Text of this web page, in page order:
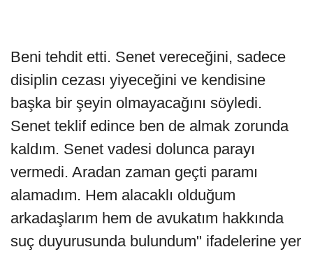
Beni tehdit etti. Senet vereceğini, sadece
disiplin cezası yiyeceğini ve kendisine
başka bir şeyin olmayacağını söyledi.
Senet teklif edince ben de almak zorunda
kaldım. Senet vadesi dolunca parayı
vermedi. Aradan zaman geçti paramı
alamadım. Hem alacaklı olduğum
arkadaşlarım hem de avukatım hakkında
suç duyurusunda bulundum" ifadelerine yer